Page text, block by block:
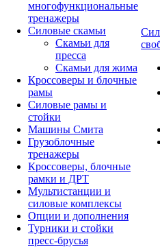
многофункциональные
тренажеры
Силовые скамьи
Скамьи для
пресса
Скамьи для жима
Кроссоверы и блочные
рамы
Силовые рамы и
стойки
Машины Смита
Грузоблочные
тренажеры
Кроссоверы, блочные
рамки и ДРТ
Мультистанции и
силовые комплексы
Опции и дополнения
Турники и стойки
пресс-брусья